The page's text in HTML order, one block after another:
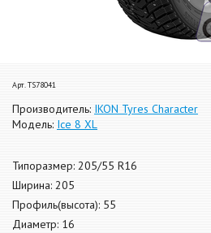
Арт. TS78041
Производитель: IKON Tyres Character
Модель: Ice 8 XL
Типоразмер: 205/55 R16
Ширина: 205
Профиль(высота): 55
Диаметр: 16